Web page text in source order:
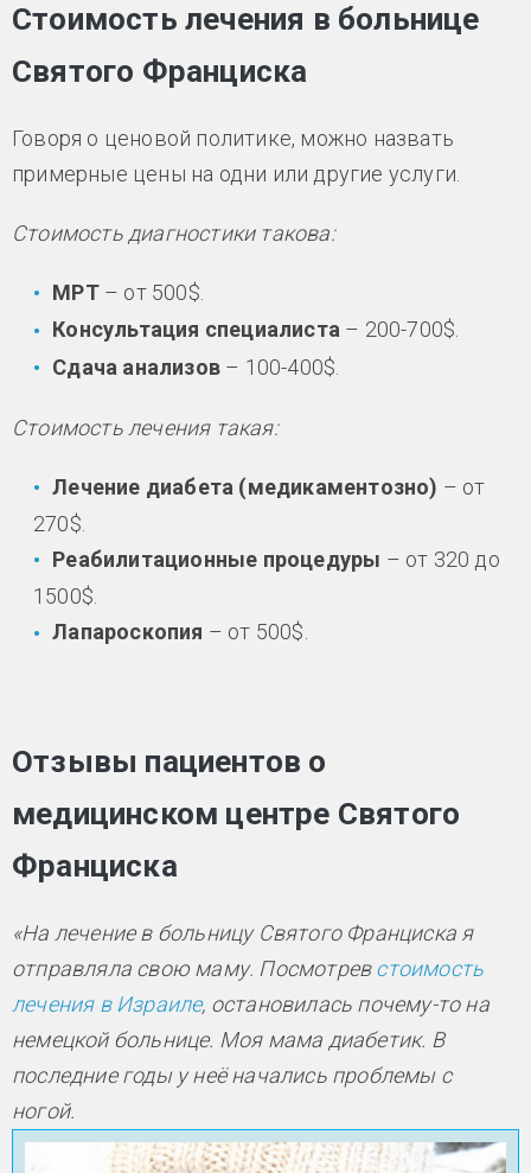
Стоимость лечения в больнице
Святого Франциска
Говоря о ценовой политике, можно назвать
примерные цены на одни или другие услуги.
Стоимость диагностики такова:
МРТ– от 500$.
Консультация специалиста – 200-700$.
Сдача анализов – 100-400$.
Стоимость лечения такая:
Лечение диабета (медикаментозно) – от
270$.
Реабилитационные процедуры – от 320 до
1500$.
Лапароскопия – от 500$.
Отзывы пациентов о
медицинском центре Святого
Франциска
«На лечение в больницу Святого Франциска я
отправляла свою маму. Посмотревстоимость
лечения в Израиле, остановилась почему-то на
немецкой больнице. Моя мама диабетик. В
последние годы у неё начались проблемы с
ногой.